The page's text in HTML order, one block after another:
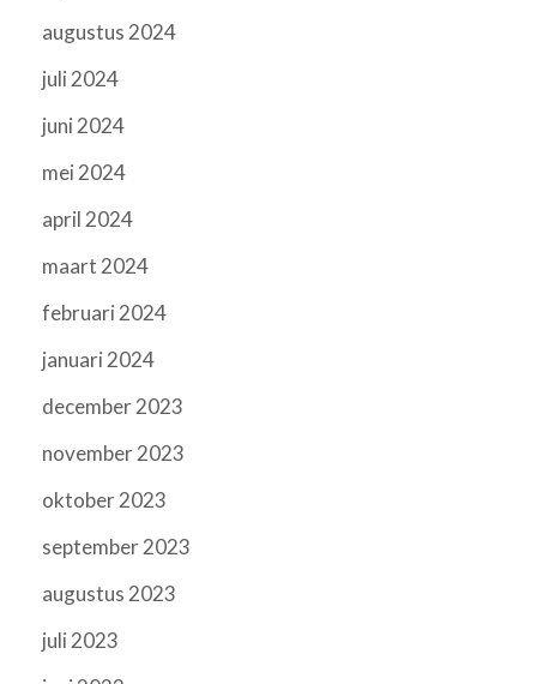
augustus 2024
juli 2024
juni 2024
mei 2024
april 2024
maart 2024
februari 2024
januari 2024
december 2023
november 2023
oktober 2023
september 2023
augustus 2023
juli 2023